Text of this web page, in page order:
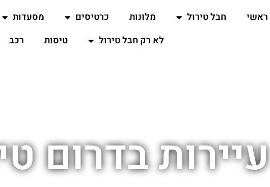
ראשי חבל טירול מלונות כרטיסים מסעדות
לא רק חבל טירול
טיסות רכב
עיירות בדרום